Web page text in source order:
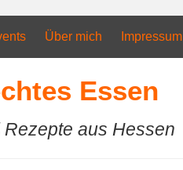
Über mich Impressum
Essen
aus Hessen